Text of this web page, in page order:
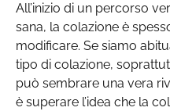
All’inizio di un percorso
sana, la colazione è
modificare. Se siamo
tipo di colazione,
può sembrare una vera
è superare l’idea che la